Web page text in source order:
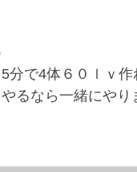
分で4体６０ｌｖ
るなら一緒にやり